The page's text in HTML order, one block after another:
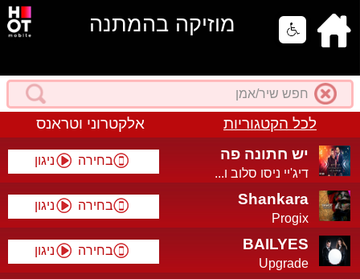
מוזיקה בהמתנה
לכל הקטגוריות
אלקטרוני וטראנס
יש חתונה פה
דיג'יי ניסו סלוב ו...
בחירה ניגון
Shankara
Progix
בחירה ניגון
BAILYES
Upgrade
בחירה ניגון